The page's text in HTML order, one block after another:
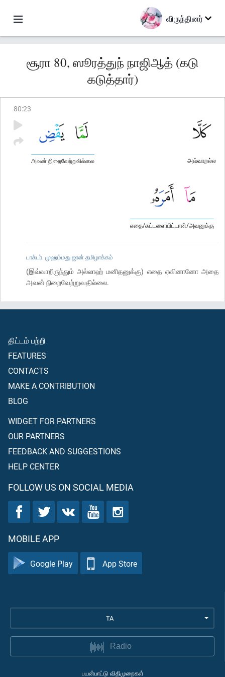
விருந்தினர்
சூரா 80, ஸூரத்துந் நாஜிஆத் (கடு
கடுத்தார்)
80:23
அவ்வாறல்ல
அவன் நிறைவேற்றவில்லை
எதை/கட்டளையிட்டான்/அவனுக்கு
டாக்டர். முஹம்மது ஜான் தமிழாக்கம்
(இவ்வாறிருந்தும் அல்லாஹ் மனிதனுக்கு) எதை ஏவினானோ அதை
அவன் நிறைவேற்றுவதில்லை.
திட்டம் பற்றி
FEATURES
CONTACTS
MAKE A CONTRIBUTION
BLOG
WIDGET FOR PARTNERS
OUR PARTNERS
FEEDBACK AND SUGGESTIONS
HELP CENTER
FOLLOW US ON SOCIAL MEDIA
MOBILE APP
Google Play App Store
TA
Radio
பயன்பாட்டு விதிமுறைகள்